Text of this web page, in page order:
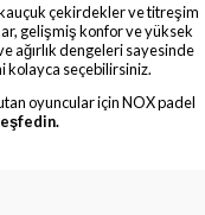
çekirdekler ve titreşim
gelişmiş konfor ve yüksek
ağırlık dengeleri sayesinde
kolayca seçebilirsiniz.
oyuncular için NOX padel